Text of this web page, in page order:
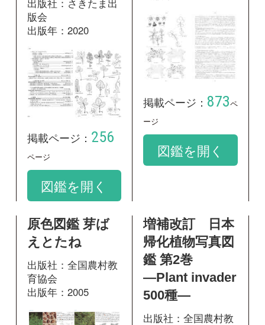
ページ
図鑑を開く
原色図鑑 芽ば
えとたね
出版社：全国農村教
育協会
掲載ページ： 60 ペ
ージ
増補改訂 日本
帰化植物写真図
鑑 第2巻
―Plant invader
500種―
出版社：全国農村教
出版年：2010
掲載ページ：90ペー
図鑑を開く